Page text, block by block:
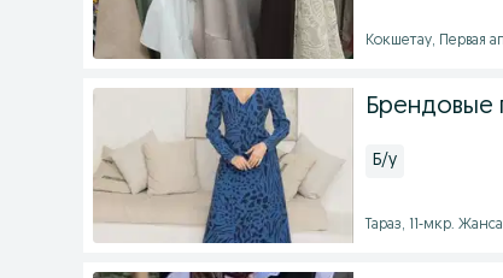
Кокшетау, Первая
Брендовые
Б/у
Тараз, 11-мкр.